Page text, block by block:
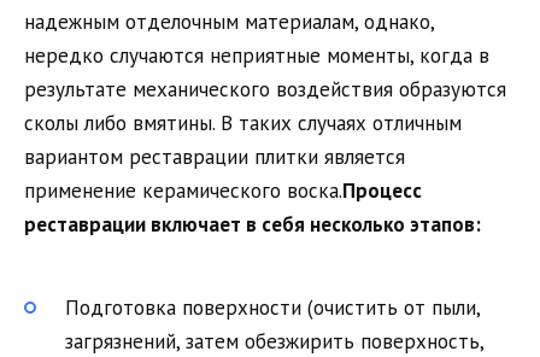
надежным отделочным материалам, однако,
нередко случаются неприятные моменты, когда в
результате механического воздействия образуются
сколы либо вмятины. В таких случаях отличным
вариантом реставрации плитки является
применение керамического воска.Процесс
реставрации включает в себя несколько этапов:
Подготовка поверхности (очистить от пыли,
загрязнений, затем обезжирить поверхность,